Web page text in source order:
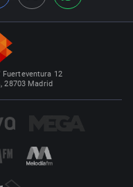
Fuerteventura 12
28703 Madrid